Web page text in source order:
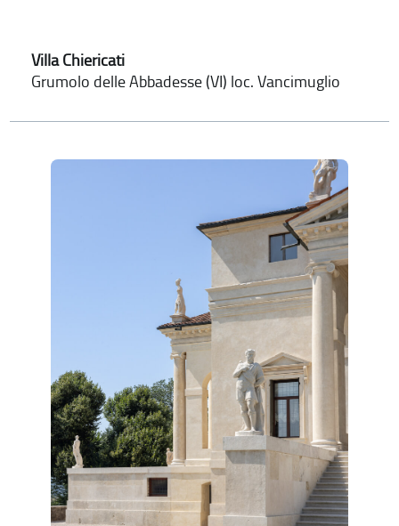
Villa Chiericati
Grumolo delle Abbadesse (VI) loc. Vancimuglio